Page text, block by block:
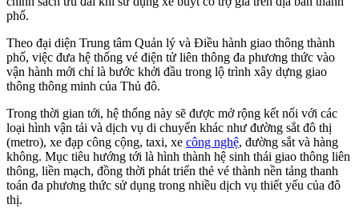
phố.
Theo đại diện Trung tâm Quản lý và Điều hành giao thông thành
phố, việc đưa hệ thống vé điện tử liên thông đa phương thức vào
vận hành mới chỉ là bước khởi đầu trong lộ trình xây dựng giao
thông thông minh của Thủ đô.
Trong thời gian tới, hệ thống này sẽ được mở rộng kết nối với các
loại hình vận tải và dịch vụ di chuyển khác như đường sắt đô thị
(metro), xe đạp công cộng, taxi, xe công nghệ, đường sắt và hàng
không. Mục tiêu hướng tới là hình thành hệ sinh thái giao thông liên
thông, liền mạch, đồng thời phát triển thẻ vé thành nền tảng thanh
toán đa phương thức sử dụng trong nhiều dịch vụ thiết yếu của đô
thị.